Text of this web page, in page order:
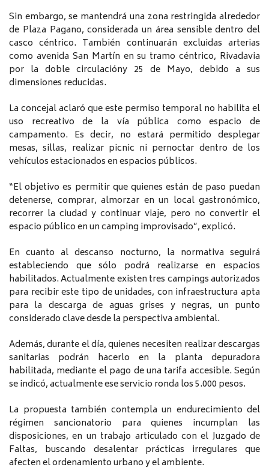
Sin embargo, se mantendrá una zona restringida alrededor
de Plaza Pagano, considerada un área sensible dentro del
casco céntrico. También continuarán excluidas arterias
como avenida San Martín en su tramo céntrico, Rivadavia
por la doble circulacióny 25 de Mayo, debido a sus
dimensiones reducidas.
La concejal aclaró que este permiso temporal no habilita el
uso recreativo de la vía pública como espacio de
campamento. Es decir, no estará permitido desplegar
mesas, sillas, realizar picnic ni pernoctar dentro de los
vehículos estacionados en espacios públicos.
“El objetivo es permitir que quienes están de paso puedan
detenerse, comprar, almorzar en un local gastronómico,
recorrer la ciudad y continuar viaje, pero no convertir el
espacio público en un camping improvisado”, explicó.
En cuanto al descanso nocturno, la normativa seguirá
estableciendo que sólo podrá realizarse en espacios
habilitados. Actualmente existen tres campings autorizados
para recibir este tipo de unidades, con infraestructura apta
para la descarga de aguas grises y negras, un punto
considerado clave desde la perspectiva ambiental.
Además, durante el día, quienes necesiten realizar descargas
sanitarias podrán hacerlo en la planta depuradora
habilitada, mediante el pago de una tarifa accesible. Según
se indicó, actualmente ese servicio ronda los 5.000 pesos.
La propuesta también contempla un endurecimiento del
régimen sancionatorio para quienes incumplan las
disposiciones, en un trabajo articulado con el Juzgado de
Faltas, buscando desalentar prácticas irregulares que
afecten el ordenamiento urbano y el ambiente.